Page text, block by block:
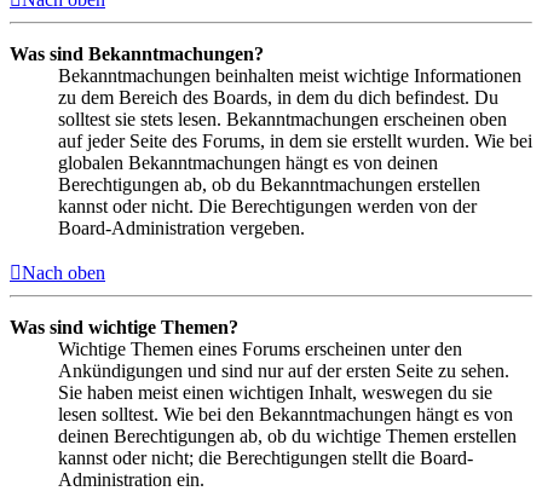
Was sind Bekanntmachungen?
Bekanntmachungen beinhalten meist wichtige Informationen
zu dem Bereich des Boards, in dem du dich befindest. Du
solltest sie stets lesen. Bekanntmachungen erscheinen oben
auf jeder Seite des Forums, in dem sie erstellt wurden. Wie bei
globalen Bekanntmachungen hängt es von deinen
Berechtigungen ab, ob du Bekanntmachungen erstellen
kannst oder nicht. Die Berechtigungen werden von der
Board-Administration vergeben.
Nach oben
Was sind wichtige Themen?
Wichtige Themen eines Forums erscheinen unter den
Ankündigungen und sind nur auf der ersten Seite zu sehen.
Sie haben meist einen wichtigen Inhalt, weswegen du sie
lesen solltest. Wie bei den Bekanntmachungen hängt es von
deinen Berechtigungen ab, ob du wichtige Themen erstellen
kannst oder nicht; die Berechtigungen stellt die Board-
Administration ein.